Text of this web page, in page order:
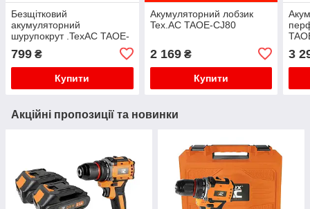
Безщітковий
акумуляторний
шурупокрут .TexAC TAOE-
799 ₴
Купити
Акумуляторний лобзик
Tex.AC TAOE-CJ80
2 169₴
Купити
3
Акційні пропозиції та новинки